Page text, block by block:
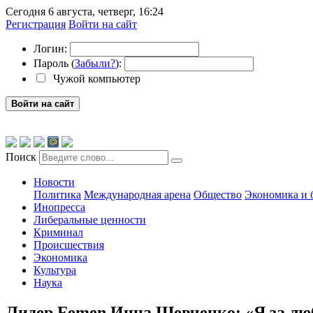
Сегодня 6 августа, четверг, 16:24
Регистрация Войти на сайт
Логин:
Пароль (Забыли?):
Чужой компьютер
Войти на сайт
Поиск
Новости
Политика Международная арена Общество Экономика и
Инопресса
Либеральные ценности
Криминал
Происшествия
Экономика
Культура
Наука